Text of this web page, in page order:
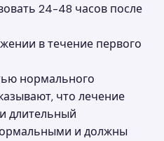
24-48 часов после
в течение первого
нормального
что лечение
длительный
и должны